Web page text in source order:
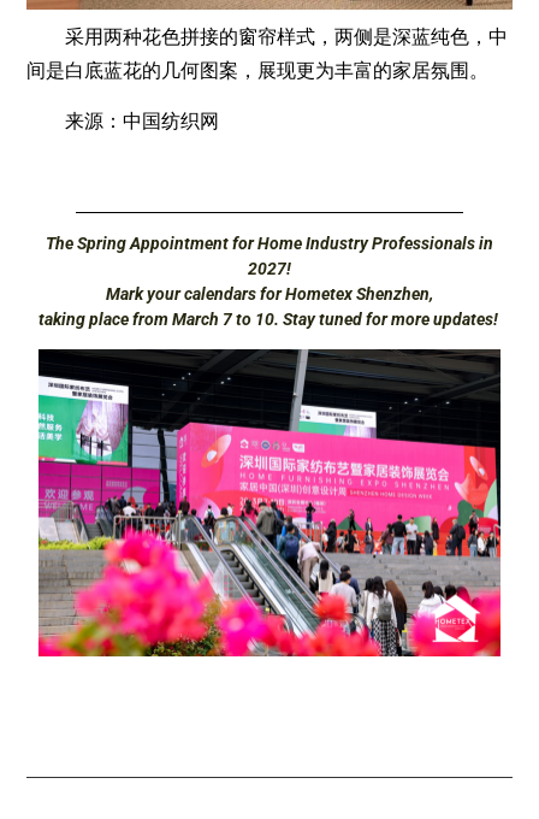
采用两种花色拼接的窗帘样式，两侧是深蓝纯色，中
间是白底蓝花的几何图案，展现更为丰富的家居氛围。
来源：中国纺织网
The Spring Appointment for Home Industry Professionals in
2027!
Mark your calendars for Hometex Shenzhen,
taking place from March 7 to 10. Stay tuned for more updates!